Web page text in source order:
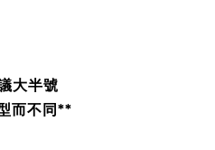
大半號
而不同**